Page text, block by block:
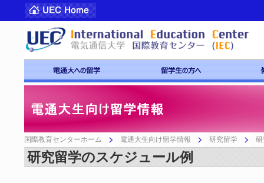
国際教育センターホーム 電通大生向け留学情報 研究留学
研究留学のスケジュール例